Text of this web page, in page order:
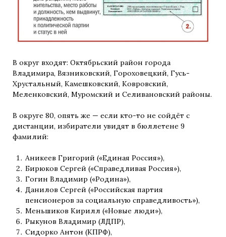
В округ входят: Октябрьский район города
Владимира, Вязниковский, Гороховецкий, Гусь-
Хрустальный, Камешковский, Ковровский,
Меленковский, Муромский и Селивановский районы.
В округе 80, опять же — если кто-то не сойдёт с
дистанции, избиратели увидят в бюллетене 9
фамилий:
Аникеев Григорий («Единая Россия»),
Бирюков Сергей («Справедливая Россия»),
Гогин Владимир («Родина»),
Данилов Сергей («Российская партия
пенсионеров за социальную справедливость»),
Меньшиков Кирилл («Новые люди»),
Рыкунов Владимир (ЛДПР),
Сидорко Антон (КПРФ),